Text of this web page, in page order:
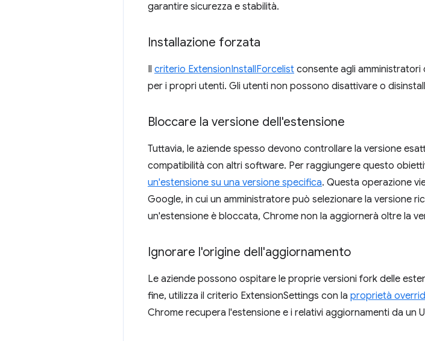
garantire sicurezza e stabilità.
Installazione forzata
Il criterio ExtensionInstallForcelist consente agli
per i propri utenti. Gli utenti non possono disattivare o
Bloccare la versione dell'estensione
Tuttavia, le aziende spesso devono controllare la versione
compatibilità con altri software. Per raggiungere questo
un'estensione su una versione specifica. Questa operazione
Google, in cui un amministratore può selezionare la versione
un'estensione è bloccata, Chrome non la aggiornerà oltre la
Ignorare l'origine dell'aggiornamento
Le aziende possono ospitare le proprie versioni fork delle
fine, utilizza il criterio ExtensionSettings con la proprietà
Chrome recupera l'estensione e i relativi aggiornamenti da un